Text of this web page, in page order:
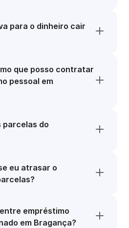
para o dinheiro cair
que posso contratar
pessoal em
parcelas do
eu atrasar o
empréstimo
em Bragança?